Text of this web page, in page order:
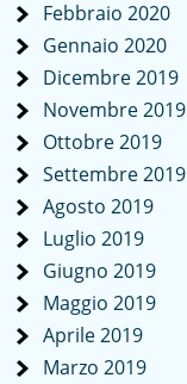
Febbraio 2020
Gennaio 2020
Dicembre 2019
Novembre 2019
Ottobre 2019
Settembre 2019
Agosto 2019
Luglio 2019
Giugno 2019
Maggio 2019
Aprile 2019
Marzo 2019